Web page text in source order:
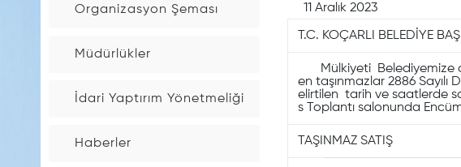
Organizasyon Şeması
Müdürlükler
İdari Yaptırım Yönetmeliği
Haberler
11 Aralık 2023
T.C. KOÇARLI BELEDİYE
Mülkiyeti Belediyemize ait
en taşınmazlar 2886
elirtilen tarih ve saatlerde
s Toplantı salonunda
TAŞINMAZ SATIŞ